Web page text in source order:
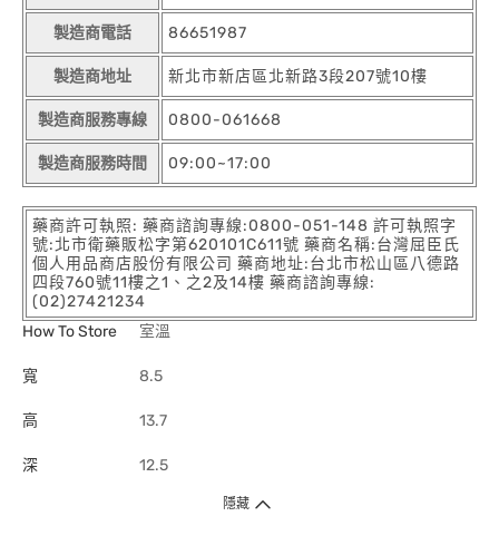
製造商電話 86651987
製造商地址 新北市新店區北新路3段207號10樓
製造商服務專線 0800-061668
製造商服務時間 09:00~17:00
藥商許可執照: 藥商諮詢專線:0800-051-148 許可執照字
號:北市衛藥販松字第620101C611號 藥商名稱:台灣屈臣氏
個人用品商店股份有限公司 藥商地址:台北市松山區八德路
四段760號11樓之1、之2及14樓 藥商諮詢專線:
(02)27421234
How To Store
室溫
寬 8.5
高 13.7
深 12.5
隱藏